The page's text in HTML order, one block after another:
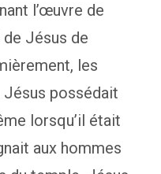
l’œuvre de
Jésus de
les
possédait
lorsqu’il était
aux hommes